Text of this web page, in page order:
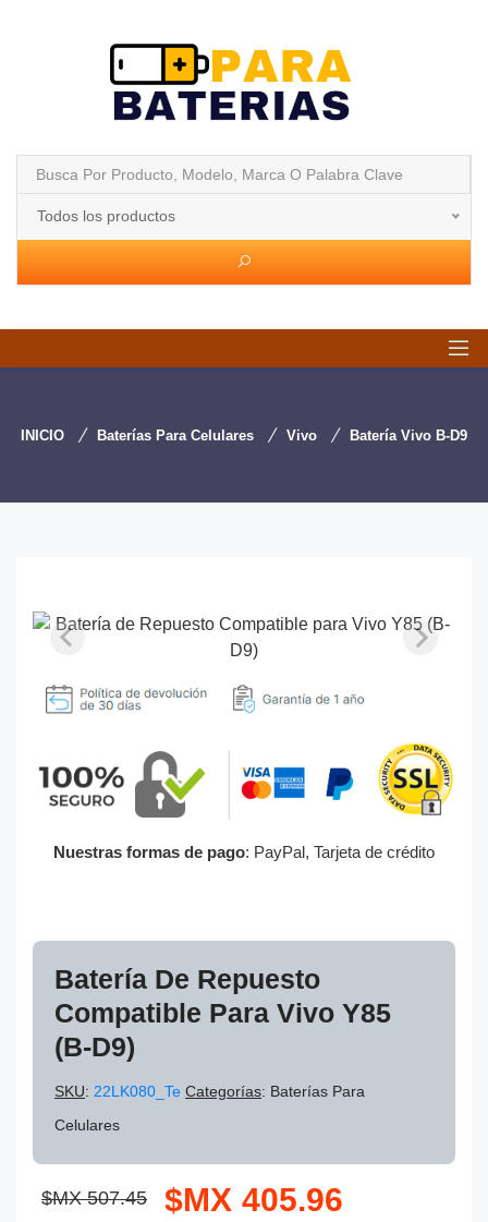
Todos los productos
INICIO Baterías Para Celulares Vivo Batería Vivo B-D9
Nuestras formas de pago: PayPal, Tarjeta de crédito
Batería De Repuesto
Compatible Para Vivo Y85
(B-D9)
SKU: 22LK080_Te Categorías: Baterías Para
Celulares
$MX 507.45 $MX 405.96